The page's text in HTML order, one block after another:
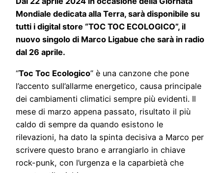
Mondiale dedicata alla Terra, sarà disponibile su
tutti i digital store “TOC TOC ECOLOGICO”, il
nuovo singolo di Marco Ligabue che sarà in radio
dal 26 aprile.
“Toc Toc Ecologico” è una canzone che pone
l’accento sull’allarme energetico, causa principale
dei cambiamenti climatici sempre più evidenti. Il
mese di marzo appena passato, risultato il più
caldo di sempre da quando esistono le
rilevazioni, ha dato la spinta decisiva a Marco per
scrivere questo brano e arrangiarlo in chiave
rock-punk, con l’urgenza e la caparbietà che